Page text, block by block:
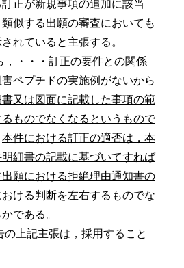
正が新規事項の追加に該当
似する出願の審査においても
れていると主張する。
・・・ 訂正の要件との関係
ペプチドの実施例がないから
又は図面に記載した事項の範
ものでなくなるというもので
本件における訂正の適否は，本
細書の記載に基づいてすれば
願における拒絶理由通知書の
ける判断を左右するものでな
である。
上記主張は，採用すること